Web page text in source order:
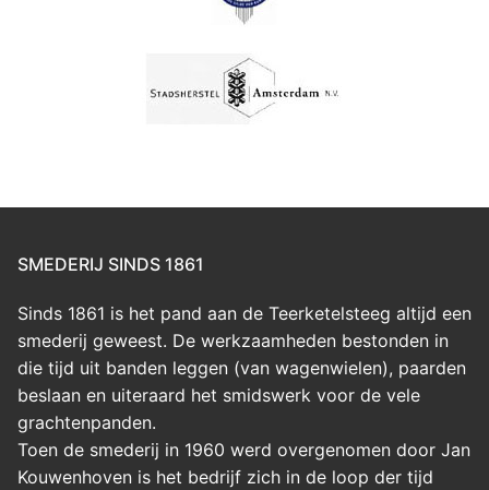
SMEDERIJ SINDS 1861
Sinds 1861 is het pand aan de Teerketelsteeg altijd een
smederij geweest. De werkzaamheden bestonden in
die tijd uit banden leggen (van wagenwielen), paarden
beslaan en uiteraard het smidswerk voor de vele
grachtenpanden.
Toen de smederij in 1960 werd overgenomen door Jan
Kouwenhoven is het bedrijf zich in de loop der tijd